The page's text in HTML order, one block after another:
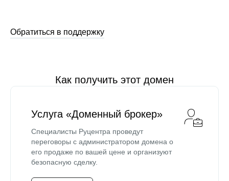
Обратиться в поддержку
Как получить этот домен
Услуга «Доменный брокер»
Специалисты Руцентра проведут
переговоры с администратором домена о
его продаже по вашей цене и организуют
безопасную сделку.